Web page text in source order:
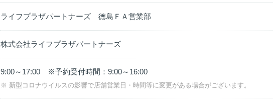
ライフプラザパートナーズ 徳島ＦＡ営業部
株式会社ライフプラザパートナーズ
9:00～17:00 ※予約受付時間：9:00～16:00
※ 新型コロナウイルスの影響で店舗営業日・時間等に変更がある場合がございます。